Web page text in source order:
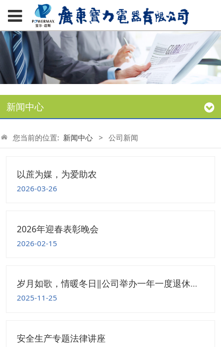
新闻中心
您当前的位置: 新闻中心 > 公司新闻
以蔗为媒，为爱助农
2026-03-26
2026年迎春表彰晚会
2026-02-15
岁月如歌，情暖冬日‖公司举办一年一度退休职工茶话会
2025-11-25
安全生产专题法律讲座